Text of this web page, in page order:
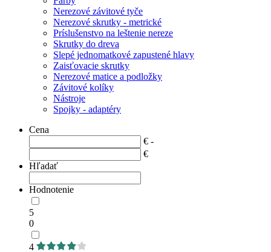
Nerezové závitové tyče
Nerezové skrutky - metrické
Príslušenstvo na leštenie nereze
Skrutky do dreva
Slepé jednomatkové zapustené hlavy
Zaisťovacie skrutky
Nerezové matice a podložky
Závitové kolíky
Nástroje
Spojky - adaptéry
Cena
€ -
€
Hľadať
Hodnotenie
5
0
4